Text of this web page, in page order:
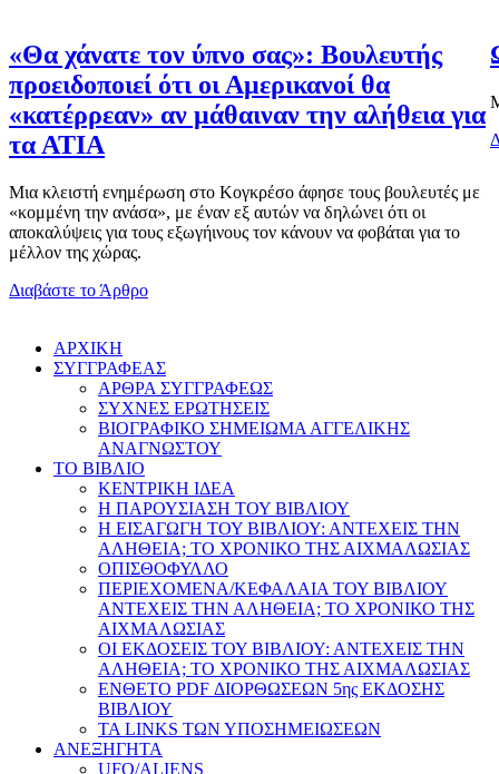
«Θα χάνατε τον ύπνο σας»: Βουλευτής
προειδοποιεί ότι οι Αμερικανοί θα
«κατέρρεαν» αν μάθαιναν την αλήθεια για
τα ΑΤΙΑ
Μια κλειστή ενημέρωση στο Κογκρέσο άφησε τους βουλευτές με
«κομμένη την ανάσα», με έναν εξ αυτών να δηλώνει ότι οι
αποκαλύψεις για τους εξωγήινους τον κάνουν να φοβάται για το
μέλλον της χώρας.
Διαβάστε το Άρθρο
AΡΧΙΚΗ
ΣΥΓΓΡΑΦΕΑΣ
ΑΡΘΡΑ ΣΥΓΓΡΑΦΕΩΣ
ΣΥΧΝΕΣ ΕΡΩΤΗΣΕΙΣ
ΒΙΟΓΡΑΦΙΚΟ ΣΗΜΕΙΩΜΑ ΑΓΓΕΛΙΚΗΣ
ΑΝΑΓΝΩΣΤΟΥ
ΤΟ ΒΙΒΛΙΟ
ΚΕΝΤΡΙΚΗ ΙΔΕΑ
Η ΠΑΡΟΥΣΙΑΣΗ ΤΟΥ ΒΙΒΛΙΟΥ
Η ΕΙΣΑΓΩΓΗ ΤΟΥ ΒΙΒΛΙΟΥ: ΑΝΤΕΧΕΙΣ ΤΗΝ
ΑΛΗΘΕΙΑ; ΤΟ ΧΡΟΝΙΚΟ ΤΗΣ ΑΙΧΜΑΛΩΣΙΑΣ
ΟΠΙΣΘΟΦΥΛΛΟ
ΠΕΡΙΕΧΟΜΕΝΑ/ΚΕΦΑΛΑΙΑ ΤΟΥ ΒΙΒΛΙΟΥ
ΑΝΤΕΧΕΙΣ ΤΗΝ ΑΛΗΘΕΙΑ; ΤΟ ΧΡΟΝΙΚΟ ΤΗΣ
ΑΙΧΜΑΛΩΣΙΑΣ
ΟΙ ΕΚΔΟΣΕΙΣ ΤΟΥ ΒΙΒΛΙΟΥ: ΑΝΤΕΧΕΙΣ ΤΗΝ
ΑΛΗΘΕΙΑ; ΤΟ ΧΡΟΝΙΚΟ ΤΗΣ ΑΙΧΜΑΛΩΣΙΑΣ
ΕΝΘΕΤΟ PDF ΔΙΟΡΘΩΣΕΩΝ 5ης ΕΚΔΟΣΗΣ
ΒΙΒΛΙΟΥ
ΤΑ LINKS ΤΩΝ ΥΠΟΣΗΜΕΙΩΣΕΩΝ
ΑΝΕΞΗΓΗΤΑ
UFO/ALIENS